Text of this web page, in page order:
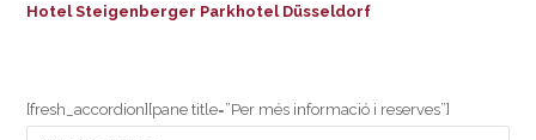
Hotel Steigenberger Parkhotel Düsseldorf
[fresh_accordion][pane title=”Per més informació i reserves”]